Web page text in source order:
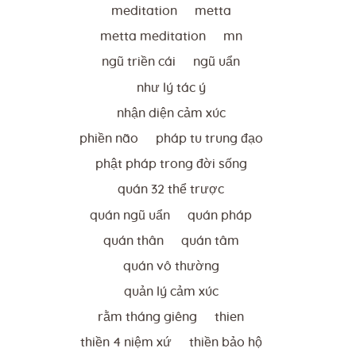
meditation metta
metta meditation mn
ngũ triền cái ngũ uẩn
như lý tác ý
nhận diện cảm xúc
phiền não pháp tu trung đạo
phật pháp trong đời sống
quán 32 thể trược
quán ngũ uẩn quán pháp
quán thân quán tâm
quán vô thường
quản lý cảm xúc
rằm tháng giêng thien
thiền 4 niệm xứ thiền bảo hộ